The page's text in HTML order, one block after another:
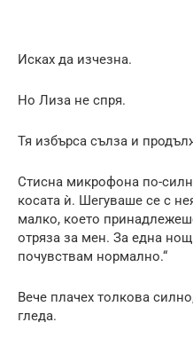
Исках да изчезна.
Но Лиза не спря.
Тя избърса сълза и
Стисна микрофона по-
косата ѝ. Шегуваше се с
малко, което
отряза за мен. За една
почувствам нормално.“
Вече плачех толкова
гледа.